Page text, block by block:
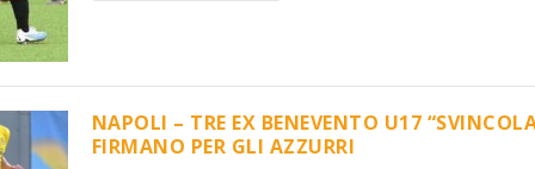
NAPOLI – TRE EX BENEVENTO U17
FIRMANO PER GLI AZZURRI